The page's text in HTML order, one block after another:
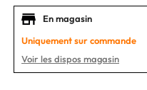
En magasin
Uniquement sur commande
Voir les dispos magasin